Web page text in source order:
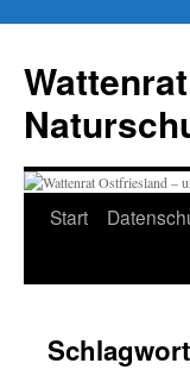
springen
Start